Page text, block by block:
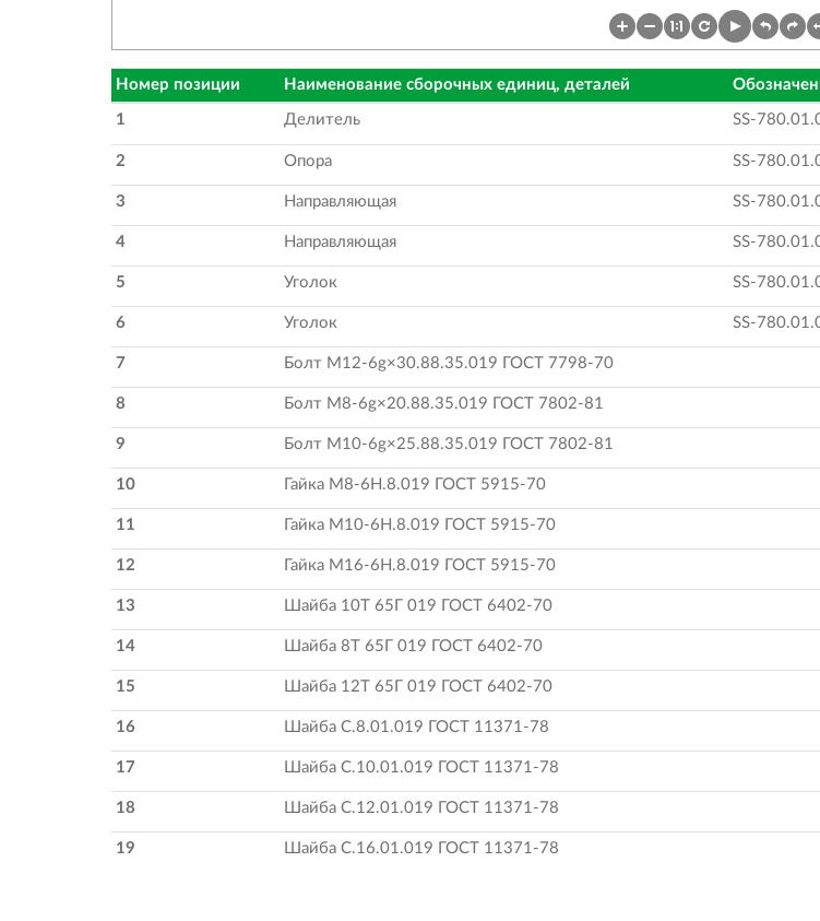
Номер позиции Наименование сборочных единиц, деталей
1 Делитель SS-
2 Опора SS-
3 Направляющая SS-
4 Направляющая SS-
5 Уголок SS-
6 Уголок SS-
7 Болт М12-6g×30.88.35.019 ГОСТ 7798-70
8 Болт М8-6g×20.88.35.019 ГОСТ 7802-81
9 Болт M10-6g×25.88.35.019 ГОСТ 7802-81
10 Гайка М8-6H.8.019 ГОСТ 5915-70
11 Гайка М10-6H.8.019 ГОСТ 5915-70
12 Гайка М16-6H.8.019 ГОСТ 5915-70
13 Шайба 10Т 65Г 019 ГОСТ 6402-70
14 Шайба 8Т 65Г 019 ГОСТ 6402-70
15 Шайба 12Т 65Г 019 ГОСТ 6402-70
16 Шайба С.8.01.019 ГОСТ 11371-78
17 Шайба С.10.01.019 ГОСТ 11371-78
18 Шайба С.12.01.019 ГОСТ 11371-78
19 Шайба С.16.01.019 ГОСТ 11371-78